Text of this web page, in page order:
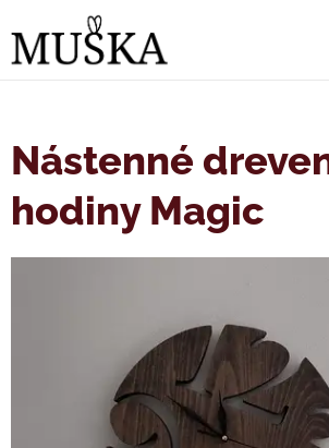
Nástenné
hodiny Magic